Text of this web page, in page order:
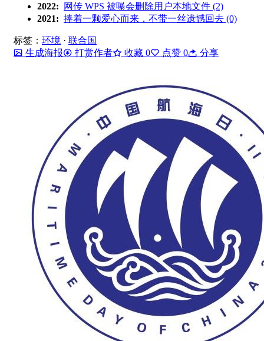
2022:
网传 WPS 被曝会删除用户本地文件 (2)
2021: 捧着一颗爱心而来，不带一丝遗憾回去 (0)
标签： 环境 · 联合国
生成海报
打赏作者 收藏 0 点赞 0 分享